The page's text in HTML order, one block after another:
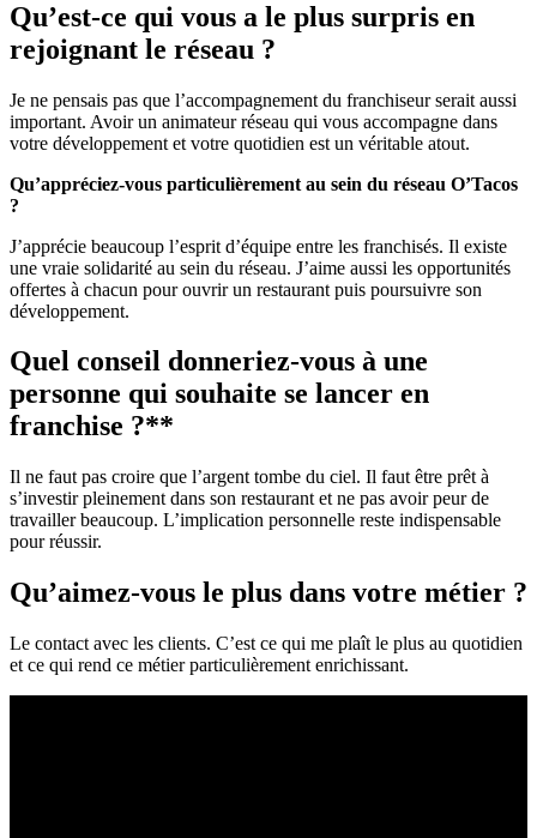
Qu’est-ce qui vous a le plus surpris en
rejoignant le réseau ?
Je ne pensais pas que l’accompagnement du franchiseur serait aussi
important. Avoir un animateur réseau qui vous accompagne dans
votre développement et votre quotidien est un véritable atout.
Qu’appréciez-vous particulièrement au sein du réseau O’Tacos
?
J’apprécie beaucoup l’esprit d’équipe entre les franchisés. Il existe
une vraie solidarité au sein du réseau. J’aime aussi les opportunités
offertes à chacun pour ouvrir un restaurant puis poursuivre son
développement.
Quel conseil donneriez-vous à une
personne qui souhaite se lancer en
franchise ?**
Il ne faut pas croire que l’argent tombe du ciel. Il faut être prêt à
s’investir pleinement dans son restaurant et ne pas avoir peur de
travailler beaucoup. L’implication personnelle reste indispensable
pour réussir.
Qu’aimez-vous le plus dans votre métier ?
Le contact avec les clients. C’est ce qui me plaît le plus au quotidien
et ce qui rend ce métier particulièrement enrichissant.